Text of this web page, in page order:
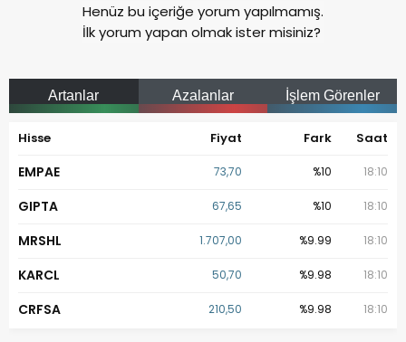
Henüz bu içeriğe yorum yapılmamış.
İlk yorum yapan olmak ister misiniz?
Artanlar Azalanlar İşlem Görenler
Hisse Fiyat Fark Saat
EMPAE 73,70 %10 18:10
GIPTA 67,65 %10 18:10
MRSHL 1.707,00 %9.99 18:10
KARCL 50,70 %9.98 18:10
CRFSA 210,50 %9.98 18:10